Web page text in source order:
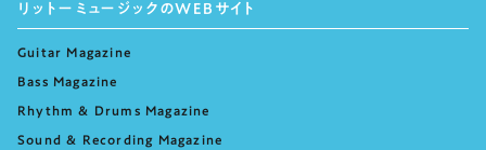
リットーミュージックのWEBサイト
Guitar Magazine
Bass Magazine
Rhythm & Drums Magazine
Sound & Recording Magazine